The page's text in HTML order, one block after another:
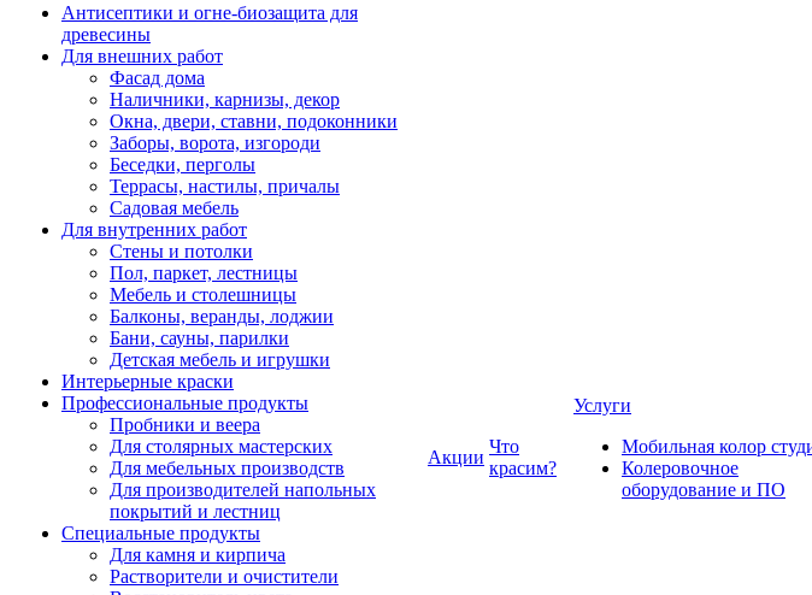
Антисептики и огне-биозащита для
древесины
Для внешних работ
Фасад дома
Наличники, карнизы, декор
Окна, двери, ставни, подоконники
Заборы, ворота, изгороди
Беседки, перголы
Террасы, настилы, причалы
Садовая мебель
Для внутренних работ
Стены и потолки
Пол, паркет, лестницы
Мебель и столешницы
Балконы, веранды, лоджии
Бани, сауны, парилки
Детская мебель и игрушки
Интерьерные краски
Профессиональные продукты
Пробники и веера
Для столярных мастерских
Для мебельных производств
Для производителей напольных
покрытий и лестниц
Специальные продукты
Для камня и кирпича
Растворители и очистители
Акции
Что
красим?
Услуги
Мобильная колор
Колеровочное
оборудование и ПО